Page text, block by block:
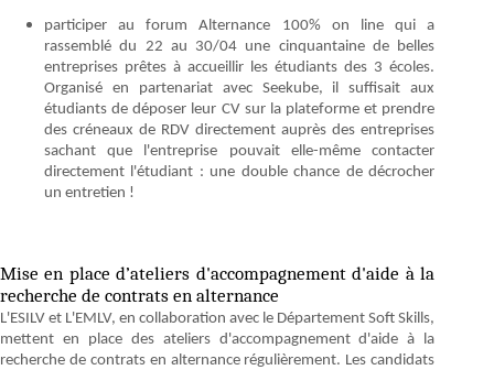
participer au forum Alternance 100% on line qui a
rassemblé du 22 au 30/04 une cinquantaine de belles
entreprises prêtes à accueillir les étudiants des 3 écoles.
Organisé en partenariat avec Seekube, il suffisait aux
étudiants de déposer leur CV sur la plateforme et prendre
des créneaux de RDV directement auprès des entreprises
sachant que l'entreprise pouvait elle-même contacter
directement l'étudiant : une double chance de décrocher
un entretien !
Mise en place d’ateliers d'accompagnement d'aide à la
recherche de contrats en alternance
L'ESILV et L'EMLV, en collaboration avec le Département Soft Skills,
mettent en place des ateliers d'accompagnement d'aide à la
recherche de contrats en alternance régulièrement. Les candidats